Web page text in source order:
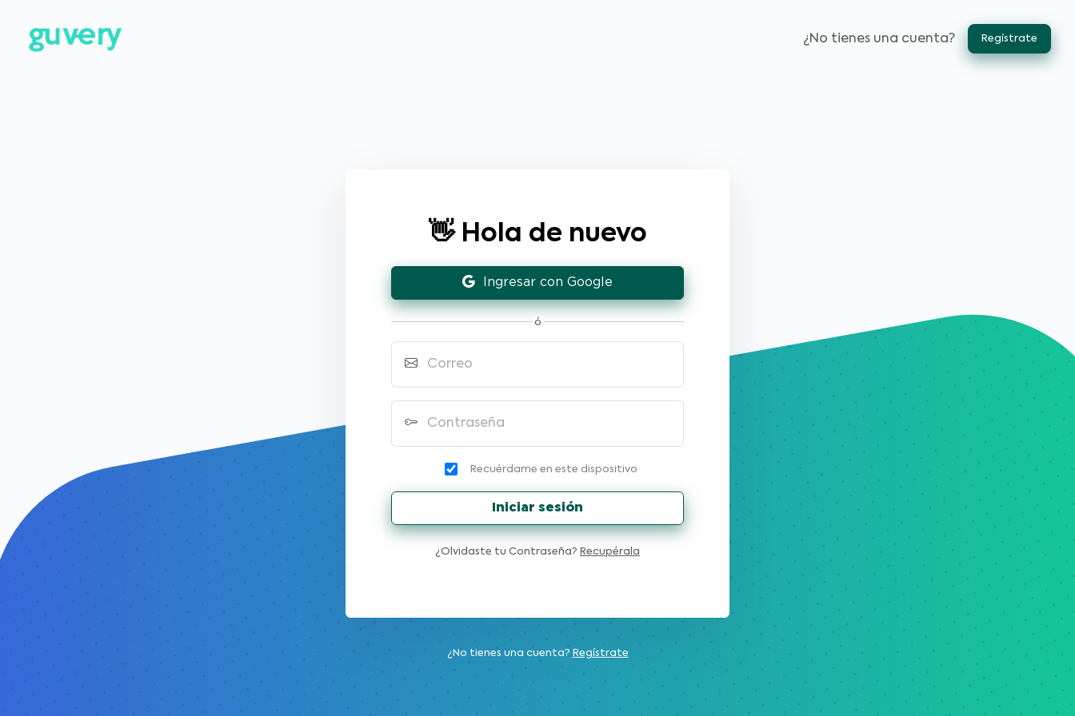
¿No tienes una cuenta? Regístrate
👋 Hola de nuevo
Ingresar con Google
ó
Correo
Contraseña
Recuérdame en este dispositivo
Iniciar sesión
¿Olvidaste tu Contraseña? Recupérala
¿No tienes una cuenta? Regístrate